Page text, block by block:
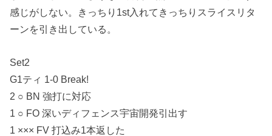
感じがしない。きっちり1st入れてきっちりスライスリタ
ーンを引き出している。
Set2
G1ティ 1-0 Break!
2 ○ BN 強打に対応
1 ○ FO 深いディフェンス宇宙開発引出す
1 ××× FV 打込み1本返した